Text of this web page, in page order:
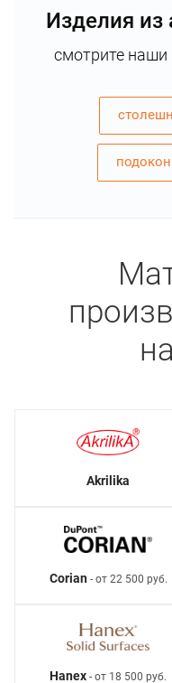
Изделия из
смотрите
Akrilika
Corian- от 22 500 руб.
Hanex - от 18 500 руб.